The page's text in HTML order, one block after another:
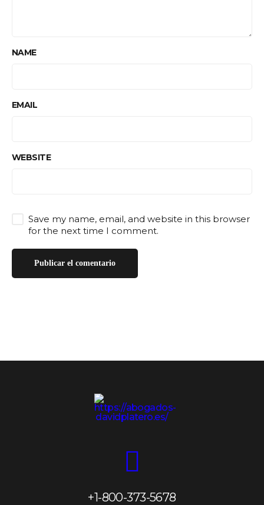
NAME
EMAIL
WEBSITE
Save my name, email, and website in this browser
for the next time I comment.
+1-800-373-5678